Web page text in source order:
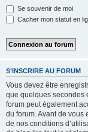
Se souvenir de moi
Cacher mon statut en
S’INSCRIRE AU FORUM
Vous devez être
que quelques secondes
forum peut également
du forum. Avant de vous
de nos conditions